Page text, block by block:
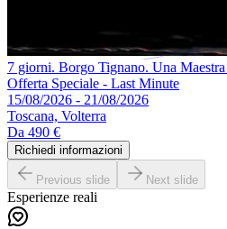
7 giorni. Borgo Tignano. Una Maestra
Offerta Speciale - Last Minute
15/08/2026 - 21/08/2026
Toscana, Volterra
Da 490 €
Richiedi informazioni
Previous slide Next slide
Esperienze reali